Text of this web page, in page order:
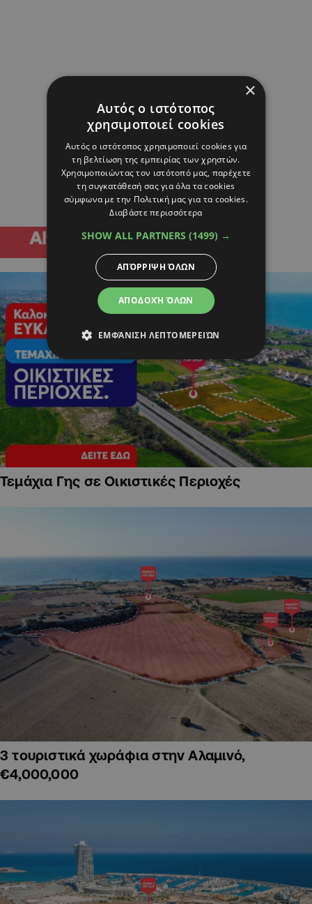
Τεμάχια Γης σε Οικιστικές Περιοχές
3 τουριστικά χωράφια στην Αλαμινό,
€4,000,000
×
Αυτός ο ιστότοπος
χρησιμοποιεί cookies
Αυτός ο ιστότοπος χρησιμοποιεί cookies για
τη βελτίωση της εμπειρίας των χρηστών.
Χρησιμοποιώντας τον ιστότοπό μας, παρέχετε
τη συγκατάθεσή σας για όλα τα cookies
σύμφωνα με την Πολιτική μας για τα cookies.
Διαβάστε περισσότερα
SHOW ALL PARTNERS (1499) →
ΑΠΟΔΟΧΉ ΌΛΩΝ
ΑΠΌΡΡΙΨΗ ΌΛΩΝ
ΕΜΦΆΝΙΣΗ ΛΕΠΤΟΜΕΡΕΙΏΝ